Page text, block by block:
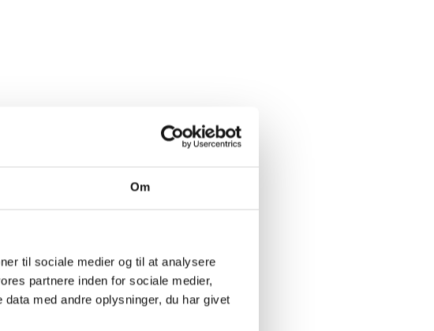
Om
til sociale medier og til at analysere
partnere inden for sociale medier,
med andre oplysninger, du har givet